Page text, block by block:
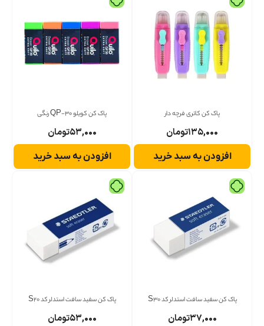
پاک کن کاتری فرچه دار
۱۳۵,۰۰۰تومان
افزودن به سبد خرید
پاک کن کویلو QP-30 رنگی
۵۳,۰۰۰تومان
افزودن به سبد خرید
پاک کن سفید سافت استدلر کد S30
۳۷,۰۰۰تومان
پاک کن سفید سافت استدلر کد S20
۵۳,۰۰۰تومان